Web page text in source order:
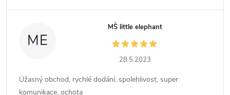
ME
MŠ little elephant
28.5.2023
Úžasný obchod, rychlé dodání, spolehlivost, super
komunikace, ochota